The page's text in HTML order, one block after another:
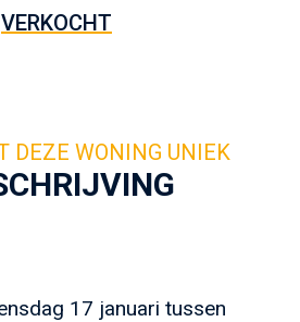
VERKOCHT
17 januari tussen